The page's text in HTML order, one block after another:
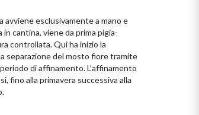
avviene esclusivamente a mano e
in cantina, viene da prima pigia-
controllata. Qui ha inizio la
separazione del mosto fiore tramite
di affinamento. L’affinamento
fino alla primavera successiva alla